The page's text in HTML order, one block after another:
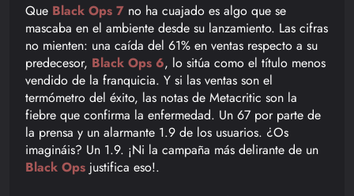
Que Black Ops 7 no ha cuajado es algo que se
mascaba en el ambiente desde su lanzamiento. Las cifras
no mienten: una caída del 61% en ventas respecto a su
predecesor, Black Ops 6, lo sitúa como el título menos
vendido de la franquicia. Y si las ventas son el
termómetro del éxito, las notas de Metacritic son la
fiebre que confirma la enfermedad. Un 67 por parte de
la prensa y un alarmante 1.9 de los usuarios. ¿Os
imagináis? Un 1.9. ¡Ni la campaña más delirante de un
Black Ops justifica eso!.